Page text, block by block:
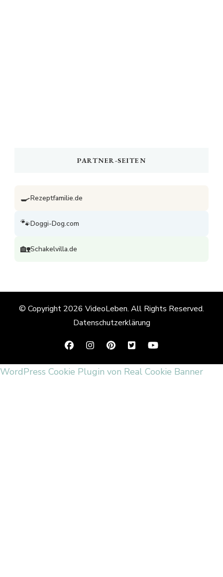
PARTNER-SEITEN
🍳Rezeptfamilie.de
🐾Doggi-Dog.com
🏡Schakelvilla.de
© Copyright 2026 VideoLeben. All Rights Reserved.
Datenschutzerklärung
WordPress Cookie Plugin von Real Cookie Banner